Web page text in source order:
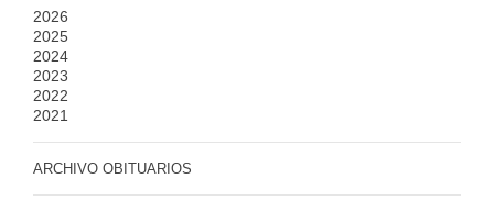
2026
2025
2024
2023
2022
2021
ARCHIVO OBITUARIOS